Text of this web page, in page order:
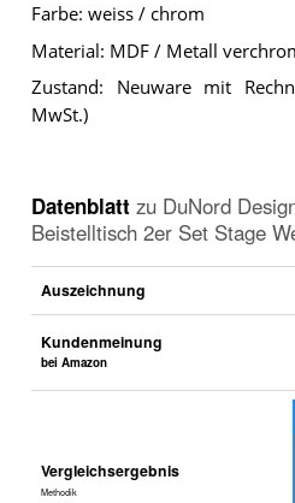
Farbe: weiss / chrom
Material: MDF / Metall
Zustand: Neuware mit
MwSt.)
Datenblatt zu DuNord
Beistelltisch 2er Set Stage
Auszeichnung
Kundenmeinung
bei Amazon
Vergleichsergebnis
Methodik